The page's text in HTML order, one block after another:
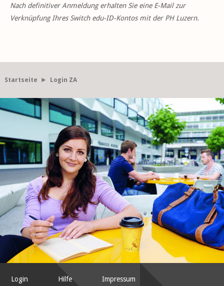
Nach definitiver Anmeldung erhalten Sie eine E-Mail zur
Verknüpfung Ihres Switch edu-ID-Kontos mit der PH Luzern.
Startseite ► Login ZA
Login Hilfe Impressum